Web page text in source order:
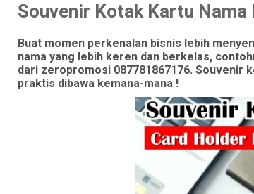
Souvenir Kotak Kartu
Buat momen perkenalan bisnis lebih
nama yang lebih keren dan berkelas,
dari zeropromosi 087781867176. Souvenir
praktis dibawa kemana-mana !